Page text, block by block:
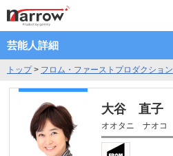
芸能人詳細
トップ> フロム・ファーストプロダクション
大谷 直子
オオタニ ナオコ